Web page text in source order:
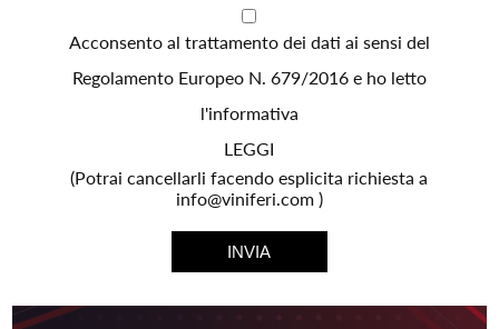
Acconsento al trattamento dei dati ai sensi del
Regolamento Europeo N. 679/2016 e ho letto
l'informativa
LEGGI
(Potrai cancellarli facendo esplicita richiesta a
info@viniferi.com )